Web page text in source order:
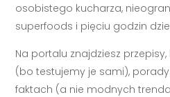
osobistego kucharza,
superfoods i pięciu godzin
Na portalu znajdziesz
(bo testujemy je sami),
faktach (a nie modnych